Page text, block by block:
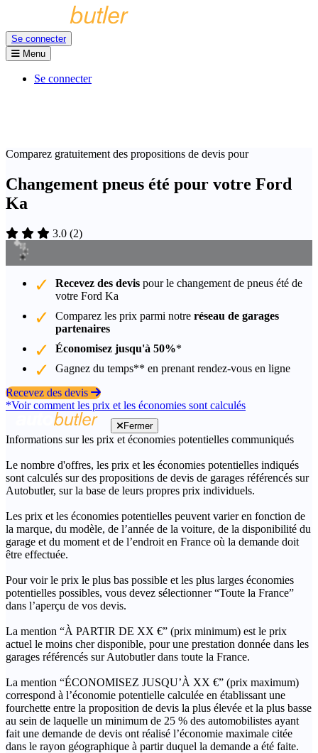
Se connecter
Menu
Se connecter
Comparez gratuitement des propositions de devis pour
Changement pneus été pour votre Ford
Ka
3.0 (2)
Recevez des devis pour le changement de pneus été de
votre Ford Ka
Comparez les prix parmi notre réseau de garages
partenaires
Économisez jusqu'à 50%*
Gagnez du temps** en prenant rendez-vous en ligne
Recevez des devis
*Voir comment les prix et les économies sont calculés
Fermer
Informations sur les prix et économies potentielles communiqués
Le nombre d'offres, les prix et les économies potentielles indiqués
sont calculés sur des propositions de devis de garages référencés sur
Autobutler, sur la base de leurs propres prix individuels.
Les prix et les économies potentielles peuvent varier en fonction de
la marque, du modèle, de l’année de la voiture, de la disponibilité du
garage et du moment et de l’endroit en France où la demande doit
être effectuée.
Pour voir le prix le plus bas possible et les plus larges économies
potentielles possibles, vous devez sélectionner “Toute la France”
dans l’aperçu de vos devis.
La mention “À PARTIR DE XX €” (prix minimum) est le prix
actuel le moins cher disponible, pour une prestation donnée dans les
garages référencés sur Autobutler dans toute la France.
La mention “ÉCONOMISEZ JUSQU’À XX €” (prix maximum)
correspond à l’économie potentielle calculée en établissant une
fourchette entre la proposition de devis la plus élevée et la plus basse
au sein de laquelle un minimum de 25 % des automobilistes ayant
fait une demande de devis ont réalisé l’économie maximale citée
dans le rayon géographique à partir duquel la demande a été faite.